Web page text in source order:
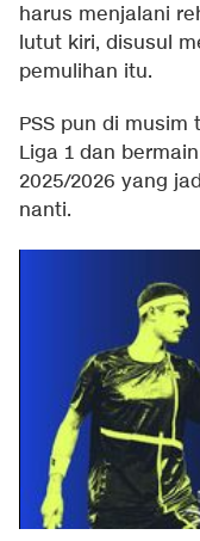
harus menjalani
lutut kiri, disusul
pemulihan itu.
PSS pun di
Liga 1 dan
2025/2026 yang
nanti.